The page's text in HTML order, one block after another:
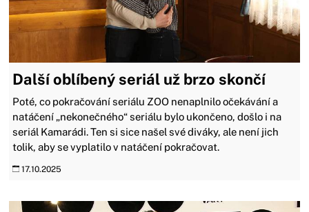
Další oblíbený seriál už brzo skončí
Poté, co pokračování seriálu ZOO nenaplnilo očekávání a
natáčení „nekonečného“ seriálu bylo ukončeno, došlo i na
seriál Kamarádi. Ten si sice našel své diváky, ale není jich
tolik, aby se vyplatilo v natáčení pokračovat.
17.10.2025